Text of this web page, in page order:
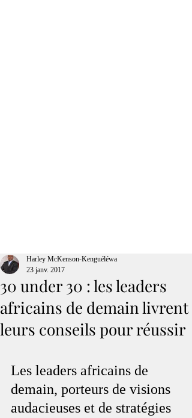
30 under 30 : les leaders
africains de demain livrent
leurs conseils pour réussir
Harley McKenson-Kenguéléwa
23 janv. 2017
Les leaders africains de
demain, porteurs de visions
audacieuses et de stratégies